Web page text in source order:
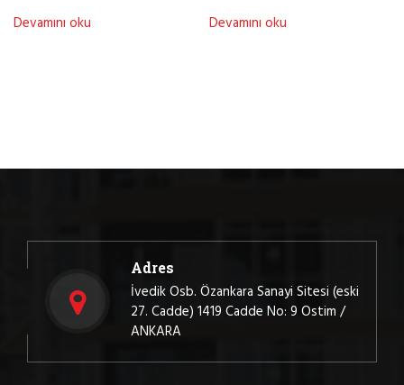
Devamını oku Devamını oku
Adres
İvedik Osb. Özankara Sanayi Sitesi (eski
27. Cadde) 1419 Cadde No: 9 Ostim /
ANKARA